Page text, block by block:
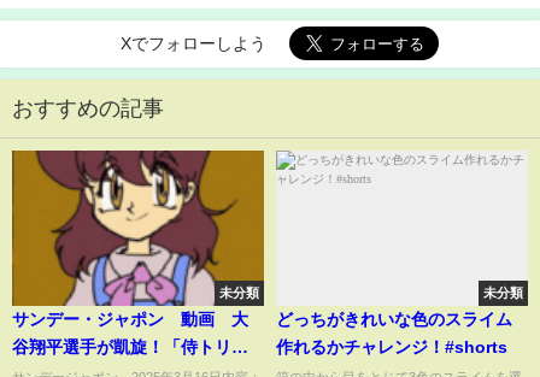
Xでフォローしよう
おすすめの記事
未分類
サンデー・ジャポン 動画 大
谷翔平選手が凱旋！「侍トリ
未分類
どっちがきれいな色のスライム
作れるかチャレンジ！#shorts